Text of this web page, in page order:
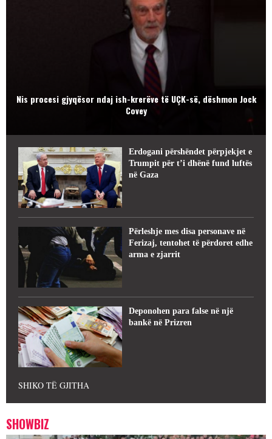
Nis procesi gjyqësor ndaj ish-krerëve të UÇK-së, dëshmon Jock
Covey
Erdogani përshëndet përpjekjet e
Trumpit për t’i dhënë fund luftës
në Gaza
Përleshje mes disa personave në
Ferizaj, tentohet të përdoret edhe
arma e zjarrit
Deponohen para false në një
bankë në Prizren
SHIKO TË GJITHA
SHOWBIZ